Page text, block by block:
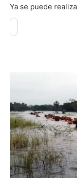
Ya se puede